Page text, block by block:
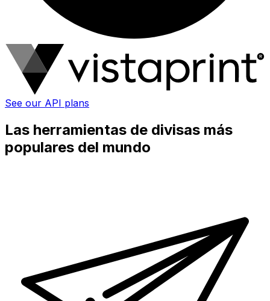
See our API plans
Las herramientas de divisas más
populares del mundo